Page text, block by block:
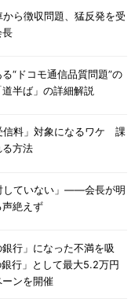
ら徴収問題、猛反発を受
長
“ドコモ通信品質問題”の
半ば」の詳細解説
料」対象になるワケ 課
る方法
していない」――会長が明
絶えず
行」になった不満を吸
行」として最大5.2万円
ンを開催